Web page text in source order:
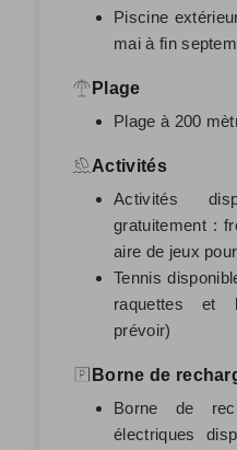
Piscine
mai à fin
Plage
Plage à 200
Activités
Activités
gratuitement :
aire de jeux
Tennis
raquettes et
prévoir)
Borne de
Borne de
électriques